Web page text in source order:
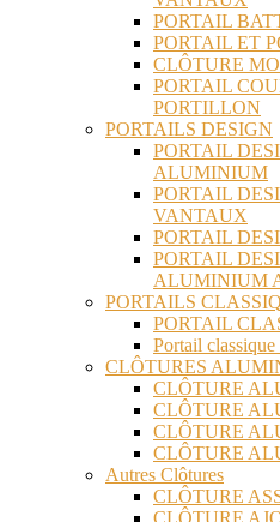
PORTAIL
PORTAIL ET
CLÔTURE
PORTAIL
PORTILLON
PORTAILS DESIGN
PORTAIL
ALUMINIUM
PORTAIL
VANTAUX
PORTAIL
PORTAIL
ALUMINIUM
PORTAILS
PORTAIL
Portail
CLÔTURES
CLÔTURE
CLÔTURE
CLÔTURE
CLÔTURE
Autres Clôtures
CLÔTURE